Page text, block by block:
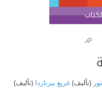
(تأليف) غريغ بيرناردا (تأليف)